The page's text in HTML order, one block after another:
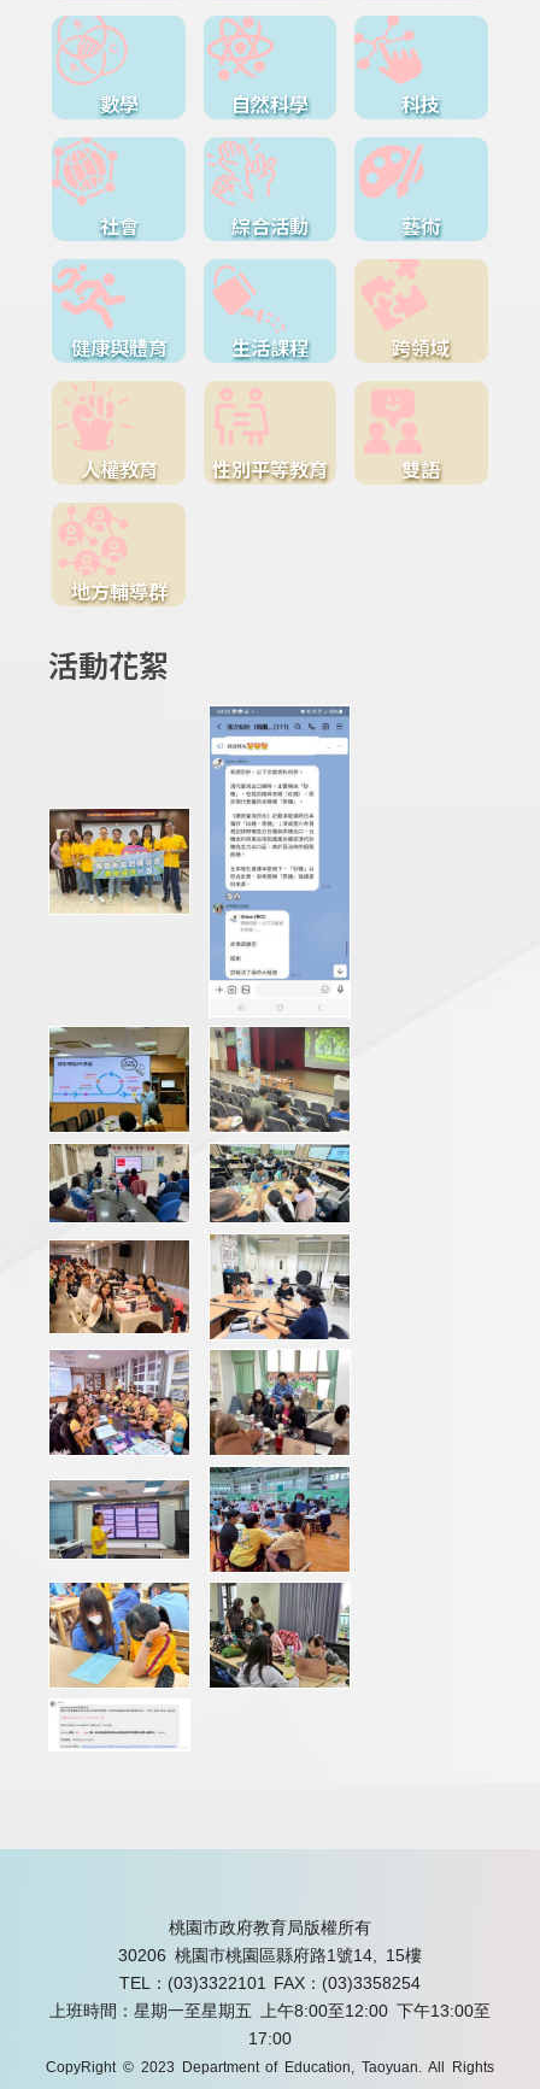
數學 自然科學 科技
社會 綜合活動 藝術
健康與體育 生活課程 跨領域
人權教育 性別平等教育 雙語
地方輔導群
活動花絮
桃園市政府教育局版權所有
30206 桃園市桃園區縣府路1號14, 15樓
TEL：(03)3322101
FAX：(03)3358254
上班時間：星期一至星期五 上午8:00至12:00 下午13:00至
17:00
CopyRight © 2023 Department of Education, Taoyuan. All Rights